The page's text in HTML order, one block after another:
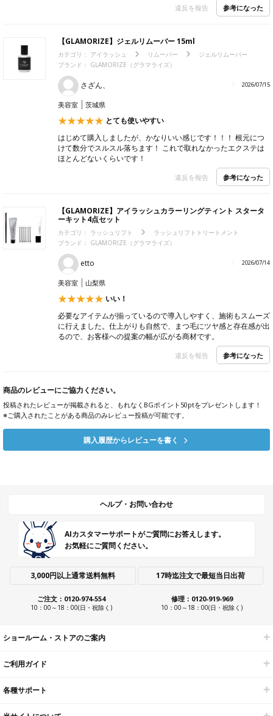
違反を報告 参考になった
【GLAMORIZE】ジェルリムーバー 15ml
カテゴリ： アイラッシュ リムーバー
ジェルリムーバー
ブランド： GLAMORIZE（グラマライズ）
さざん、 2026/07/15
美容室 茨城県
とても使いやすい
はじめて購入しましたが、かなりいい感じです！！！ 根元につ
けて数分でスルスル落ちます！ これで取れなかったエクステは
ほとんどないくらいです！
違反を報告 参考になった
【GLAMORIZE】アイラッシュカラーリングティント スタータ
ーキット4点セット
カテゴリ： ラッシュリフト
ラッシュリフトトリートメント
ブランド： GLAMORIZE（グラマライズ）
etto 2026/07/14
美容室 山梨県
いい！
必要なアイテムが揃っているので導入しやすく、施術もスムーズ
に行えました。仕上がりも自然で、まつ毛にツヤ感と存在感が出
るので、お客様への提案の幅が広がる商材です。
違反を報告 参考になった
商品のレビューにご協力ください。
投稿されたレビューが掲載されると、もれなくBGポイント50ptをプレゼントします！
※ご購入されたことがある商品のみレビュー投稿が可能です。
購入履歴からレビューを書く
ヘルプ・お問い合わせ
AIカスタマーサポートがご質問にお答えします。
お気軽にご質問ください。
3,000円以上通常送料無料 17時迄注文で最短当日出荷
ご注文：0120-974-554
10：00～18：00(日・祝除く)
修理：0120-919-969
10：00～18：00(日・祝除く)
ショールーム・ストアのご案内
ご利用ガイド
各種サポート